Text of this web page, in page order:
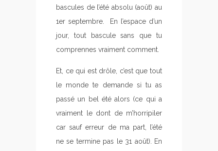
bascules de l’été absolu (août) au
1er septembre. En l’espace d’un
jour, tout bascule sans que tu
comprennes vraiment comment.
Et, ce qui est drôle, c’est que tout
le monde te demande si tu as
passé un bel été alors (ce qui a
vraiment le dont de m’horripiler
car sauf erreur de ma part, l’été
ne se termine pas le 31 août). En